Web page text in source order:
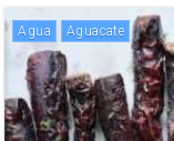
agua Aguacate